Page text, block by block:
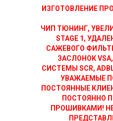
ИЗГОТОВЛЕНИЕ
ЧИП ТЮНИНГ,
STAGE 1,
САЖЕВОГО
ЗАСЛОНОК
СИСТЕМЫ SCR,
УВАЖАЕМЫЕ
ПОСТОЯННЫЕ
ПОСТОЯННО
ПРОШИВКАМИ!